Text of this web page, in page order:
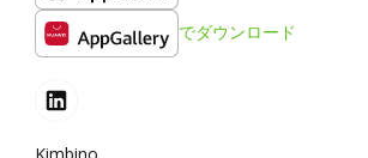
でダウンロード